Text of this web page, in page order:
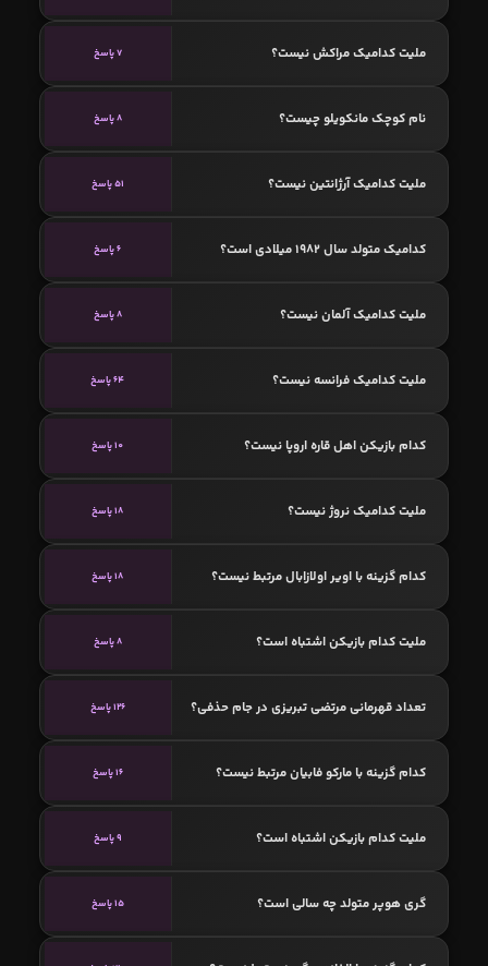
ملیت کدامیک مراکش نیست؟ 7 پاسخ
نام کوچک مانکویلو چیست؟ 8 پاسخ
ملیت کدامیک آرژانتین نیست؟ 51 پاسخ
کدامیک متولد سال 1982 میلادی است؟ 6 پاسخ
ملیت کدامیک آلمان نیست؟ 8 پاسخ
ملیت کدامیک فرانسه نیست؟ 64 پاسخ
کدام بازیکن اهل قاره اروپا نیست؟ 10 پاسخ
ملیت کدامیک نروژ نیست؟ 18 پاسخ
کدام گزینه با اویر اولازابال مرتبط نیست؟ 18 پاسخ
ملیت کدام بازیکن اشتباه است؟ 8 پاسخ
تعداد قهرمانی مرتضی تبریزی در جام حذفی؟ 126 پاسخ
کدام گزینه با مارکو فابیان مرتبط نیست؟ 16 پاسخ
ملیت کدام بازیکن اشتباه است؟ 9 پاسخ
گری هوپر متولد چه سالی است؟ 15 پاسخ